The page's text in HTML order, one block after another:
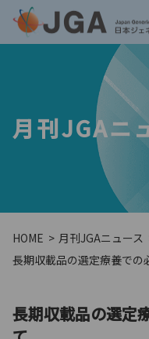
月刊JGAニ
HOME
月刊JGAニュース
長期収載品の選定療養での
長期収載品の選定